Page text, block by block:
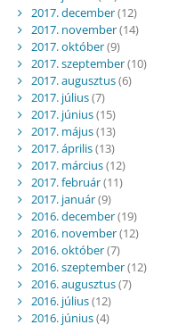
2017. december(12)
2017. november(14)
2017. október(9)
2017. szeptember(10)
2017. augusztus(6)
2017. július(7)
2017. június(15)
2017. május(13)
2017. április(13)
2017. március(12)
2017. február(11)
2017. január(9)
2016. december(19)
2016. november(12)
2016. október(7)
2016. szeptember(12)
2016. augusztus(7)
2016. július(12)
2016. június(4)